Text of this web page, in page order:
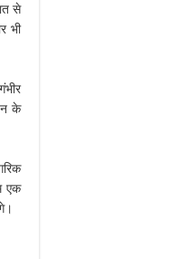
से
भी
के
एक